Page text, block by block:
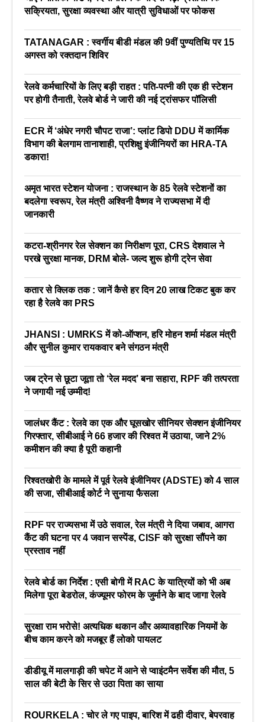
सक्रियता, सुरक्षा व्यवस्था और यात्री सुविधाओं पर फोकस
TATANAGAR : स्वर्गीय बीडी मंडल की 9वीं पुण्यतिथि पर 15
अगस्त को रक्तदान शिविर
रेलवे कर्मचारियों के लिए बड़ी राहत : पति-पत्नी की एक ही स्टेशन
पर होगी तैनाती, रेलवे बोर्ड ने जारी की नई ट्रांसफर पॉलिसी
ECR में ‘अंधेर नगरी चौपट राजा’: प्लांट डिपो DDU में कार्मिक
विभाग की बेलगाम तानाशाही, प्रशिक्षु इंजीनियरों का HRA-TA
डकारा!
अमृत भारत स्टेशन योजना : राजस्थान के 85 रेलवे स्टेशनों का
बदलेगा स्वरूप, रेल मंत्री अश्विनी वैष्णव ने राज्यसभा में दी
जानकारी
कटरा-श्रीनगर रेल सेक्शन का निरीक्षण पूरा, CRS देशवाल ने
परखे सुरक्षा मानक, DRM बोले- जल्द शुरू होगी ट्रेन सेवा
कतार से क्लिक तक : जानें कैसे हर दिन 20 लाख टिकट बुक कर
रहा है रेलवे का PRS
JHANSI : UMRKS में को-ऑप्शन, हरि मोहन शर्मा मंडल मंत्री
और सुनील कुमार रायकवार बने संगठन मंत्री
जब ट्रेन से छूटा जूता तो ‘रेल मदद’ बना सहारा, RPF की तत्परता
ने जगायी नई उम्मीद!
जालंधर कैंट : रेलवे का एक और घूसखोर सीनियर सेक्शन इंजीनियर
गिरफ्तार, सीबीआई ने 66 हजार की रिश्वत में उठाया, जाने 2%
कमीशन की क्या है पूरी कहानी
रिश्वतखोरी के मामले में पूर्व रेलवे इंजीनियर (ADSTE) को 4 साल
की सजा, सीबीआई कोर्ट ने सुनाया फैसला
RPF पर राज्यसभा में उठे सवाल, रेल मंत्री ने दिया जबाव, आगरा
कैंट की घटना पर 4 जवान सस्पेंड, CISF को सुरक्षा सौंपने का
प्रस्ताव नहीं
रेलवे बोर्ड का निर्देश : एसी बोगी में RAC के यात्रियों को भी अब
मिलेगा पूरा बेडरोल, कंज्यूमर फोरम के जुर्माने के बाद जागा रेलवे
सुरक्षा राम भरोसे! अत्यधिक थकान और अव्यावहारिक नियमों के
बीच काम करने को मजबूर हैं लोको पायलट
डीडीयू में मालगाड़ी की चपेट में आने से प्वाइंटमैन सर्वेश की मौत, 5
साल की बेटी के सिर से उठा पिता का साया
ROURKELA : चोर ले गए पाइप, बारिश में ढही दीवार, बेपरवाह